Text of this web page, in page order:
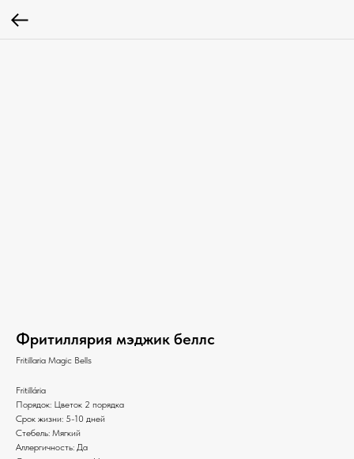
Фритиллярия мэджик беллс
Fritillaria Magic Bells
Fritillária
Порядок: Цветок 2 порядка
Срок жизни: 5-10 дней
Стебель: Мягкий
Аллергичность: Да